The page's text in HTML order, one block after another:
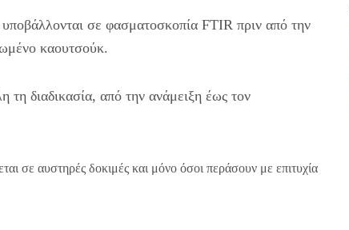
σε φασματοσκοπία FTIR πριν από την
καουτσούκ.
διαδικασία, από την ανάμειξη έως τον
σε αυστηρές δοκιμές και μόνο όσοι περάσουν με επιτυχία